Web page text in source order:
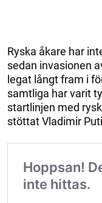
Ryska åkare har
sedan invasionen
legat långt fram i
samtliga har varit
startlinjen med
stöttat Vladimir